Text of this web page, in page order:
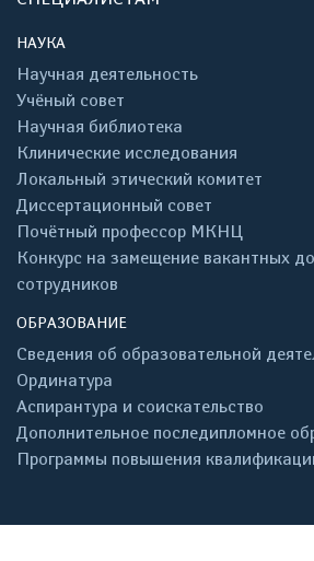
НАУКА
Научная деятельность
Учёный совет
Научная библиотека
Клинические исследования
Локальный этический комитет
Диссертационный совет
Почётный профессор МКНЦ
Конкурс на замещение вакантных
сотрудников
ОБРАЗОВАНИЕ
Сведения об образовательной
Ординатура
Аспирантура и соискательство
Дополнительное последипломное
Программы повышения